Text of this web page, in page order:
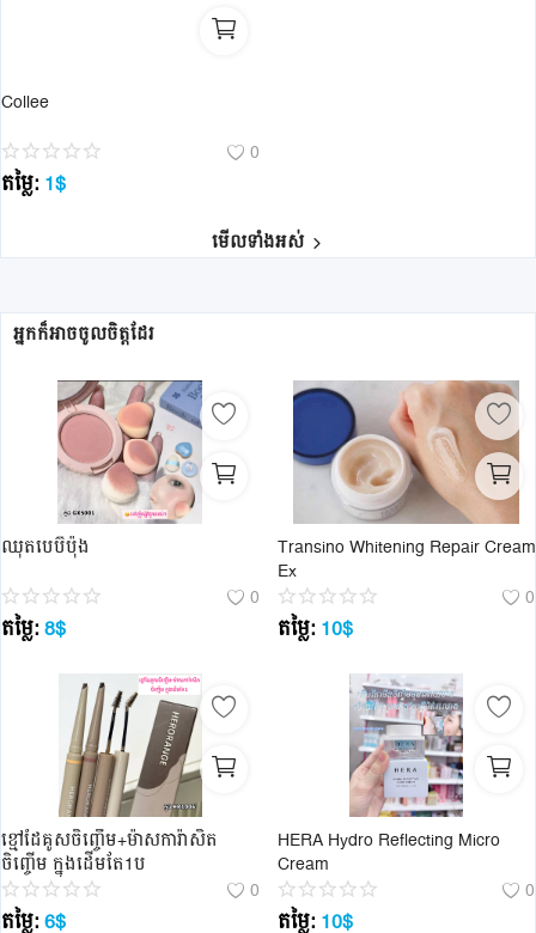
Collee
0
តម្លៃ: 1$
មើលទាំងអស់
អ្នកក៏អាចចូលចិត្តដែរ
ឈុតបេប៊ីប៉ុង
0
តម្លៃ:8$
Transino Whitening Repair Cream
Ex
0
តម្លៃ: 10$
ខ្មៅដៃគូសចិញ្ចើម+ម៉ាសការ៉ាសិត
ចិញ្ចើម ក្នុងដើមតែ1ប
0
តម្លៃ:6$
HERA Hydro Reflecting Micro
Cream
0
តម្លៃ: 10$